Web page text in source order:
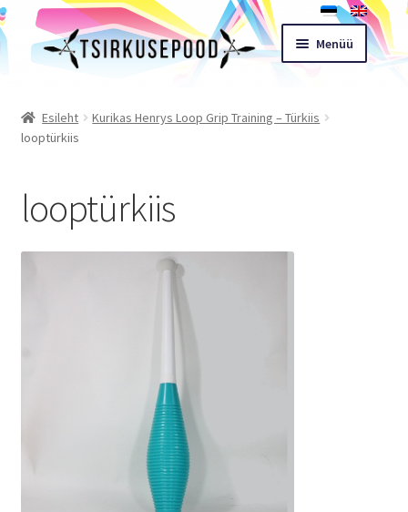
Liigu
navigeerimisele
Liigu
sisu
Menüü
Pood
Ostukorv
Müügitingimused
Esileht
Kurikas Henrys Loop Grip Training – Türkiis
looptürkiis
looptürkiis